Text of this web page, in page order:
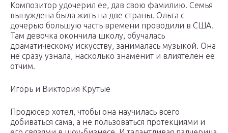
Композитор удочерил ее, дав свою фамилию. Семья
вынуждена была жить на две страны. Ольга с
дочерью большую часть времени проводили в США.
Там девочка окончила школу, обучалась
драматическому искусству, занималась музыкой. Она
не сразу узнала, насколько знаменит и влиятелен ее
отчим.
Игорь и Виктория Крутые
Продюсер хотел, чтобы она научилась всего
добиваться сама, а не пользоваться протекциями и